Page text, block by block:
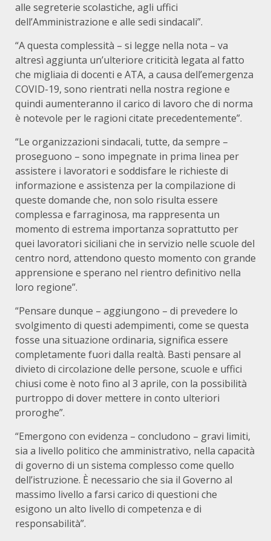
alle segreterie scolastiche, agli uffici
dell’Amministrazione e alle sedi sindacali”.
“A questa complessità – si legge nella nota – va
altresì aggiunta un’ulteriore criticità legata al fatto
che migliaia di docenti e ATA, a causa dell’emergenza
COVID-19, sono rientrati nella nostra regione e
quindi aumenteranno il carico di lavoro che di norma
è notevole per le ragioni citate precedentemente”.
“Le organizzazioni sindacali, tutte, da sempre –
proseguono – sono impegnate in prima linea per
assistere i lavoratori e soddisfare le richieste di
informazione e assistenza per la compilazione di
queste domande che, non solo risulta essere
complessa e farraginosa, ma rappresenta un
momento di estrema importanza soprattutto per
quei lavoratori siciliani che in servizio nelle scuole del
centro nord, attendono questo momento con grande
apprensione e sperano nel rientro definitivo nella
loro regione”.
“Pensare dunque – aggiungono – di prevedere lo
svolgimento di questi adempimenti, come se questa
fosse una situazione ordinaria, significa essere
completamente fuori dalla realtà. Basti pensare al
divieto di circolazione delle persone, scuole e uffici
chiusi come è noto fino al 3 aprile, con la possibilità
purtroppo di dover mettere in conto ulteriori
proroghe”.
“Emergono con evidenza – concludono – gravi limiti,
sia a livello politico che amministrativo, nella capacità
di governo di un sistema complesso come quello
dell’istruzione. È necessario che sia il Governo al
massimo livello a farsi carico di questioni che
esigono un alto livello di competenza e di
responsabilità”.